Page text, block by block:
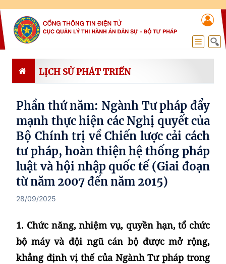
LỊCH SỬ PHÁT TRIỂN
Phần thứ năm: Ngành Tư pháp đẩy
mạnh thực hiện các Nghị quyết của
Bộ Chính trị về Chiến lược cải cách
tư pháp, hoàn thiện hệ thống pháp
luật và hội nhập quốc tế (Giai đoạn
từ năm 2007 đến năm 2015)
28/09/2025
1. Chức năng, nhiệm vụ, quyền hạn, tổ chức
bộ máy và đội ngũ cán bộ được mở rộng,
khẳng định vị thế của Ngành Tư pháp trong